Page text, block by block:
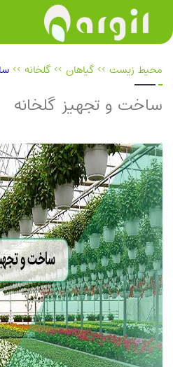
محیط زیست >> گیاهان >> گلخانه‌ >>
ساخت و تجهیز گلخانه‌